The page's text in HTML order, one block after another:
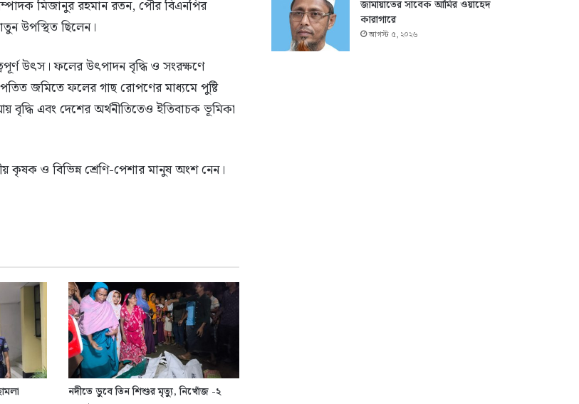
মিজানুর রহমান রতন, পৌর বিএনপির
উপস্থিত ছিলেন।
উৎস। ফলের উৎপাদন বৃদ্ধি ও সংরক্ষণে
জমিতে ফলের গাছ রোপণের মাধ্যমে পুষ্টি
বৃদ্ধি এবং দেশের অর্থনীতিতেও ইতিবাচক ভূমিকা
কৃষক ও বিভিন্ন শ্রেণি-পেশার মানুষ অংশ নেন।
নদীতে ডুবে তিন শিশুর মৃত্যু, নিখোঁজ -২
জামায়াতের সাবেক আমির ওয়াহেদ
কারাগারে
আগস্ট ৫, ২০২৬